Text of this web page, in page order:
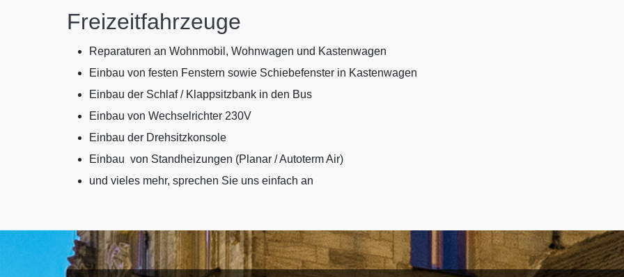
Freizeitfahrzeuge
Reparaturen an Wohnmobil, Wohnwagen und Kastenwagen
Einbau von festen Fenstern sowie Schiebefenster in Kastenwagen
Einbau der Schlaf / Klappsitzbank in den Bus
Einbau von Wechselrichter 230V
Einbau der Drehsitzkonsole
Einbau von Standheizungen (Planar / Autoterm Air)
und vieles mehr, sprechen Sie uns einfach an